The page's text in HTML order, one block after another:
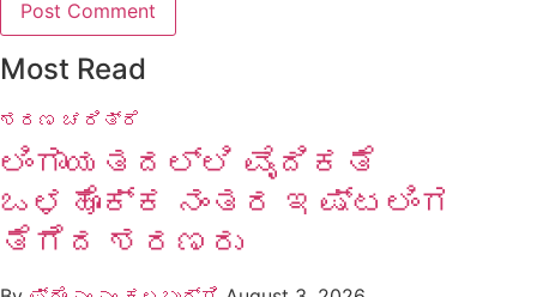
Most Read
ಶರಣ ಚರಿತ್ರೆ
ಲಿಂಗಾಯತದಲ್ಲಿ ವೈದಿಕತೆ
ಒಳಹೊಕ್ಕ ನಂತರ ಇಷ್ಟಲಿಂಗ
ತೆಗೆದ ಶರಣರು